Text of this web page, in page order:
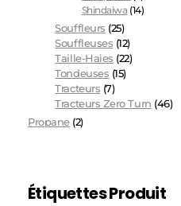
Shindaiwa (14)
Souffleurs (25)
Souffleuses (12)
Taille-Haies (22)
Tondeuses (15)
Tracteurs (7)
Tracteurs Zero Turn (46)
Propane (2)
Étiquettes Produit